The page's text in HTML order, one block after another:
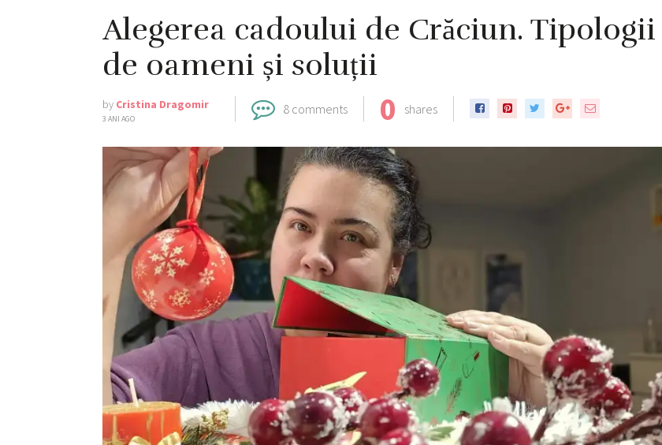
Alegerea cadoului de Crăciun. Tipologii
de oameni și soluții
by Cristina Dragomir
3 ANI AGO
8 comments 0 shares